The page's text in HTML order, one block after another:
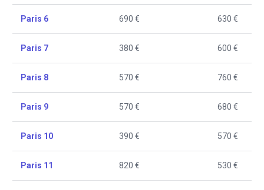
Paris 6 690 € 630 €
Paris 7 380 € 600 €
Paris 8 570 € 760 €
Paris 9 570 € 680 €
Paris 10 390 € 570 €
Paris 11 820 € 530 €